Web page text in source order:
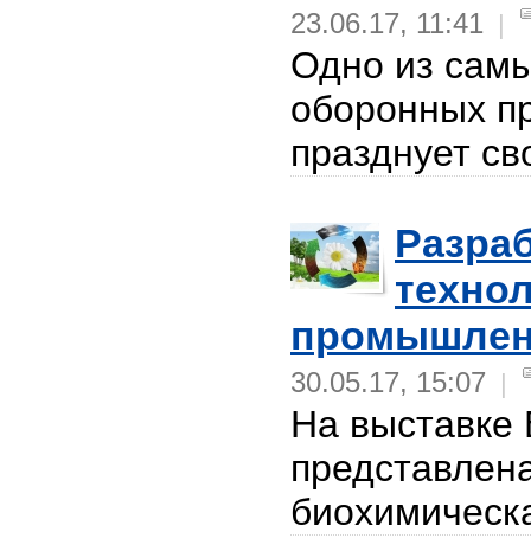
23.06.17, 11:41 |
Одно из
оборонных
празднует
30.05.17, 15:07 |
На выставке